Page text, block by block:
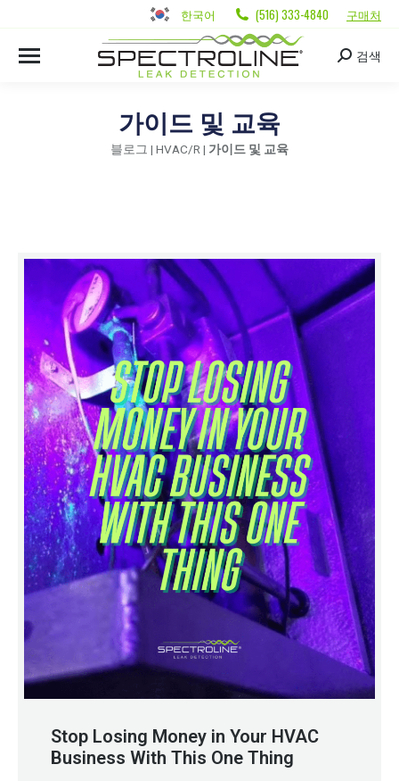
한국어 (516) 333-4840 구매처
검색
가이드 및 교육
블로그 | HVAC/R| 가이드 및 교육
Stop Losing Money in Your HVAC
Business With This One Thing